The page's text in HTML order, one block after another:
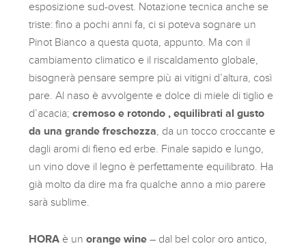
esposizione sud-ovest. Notazione tecnica anche se
triste: fino a pochi anni fa, ci si poteva sognare un
Pinot Bianco a questa quota, appunto. Ma con il
cambiamento climatico e il riscaldamento globale,
bisognerà pensare sempre più ai vitigni d’altura, così
pare. Al naso è avvolgente e dolce di miele di tiglio e
d’acacia;cremoso e rotondo , equilibrati al gusto
da una grande freschezza , da un tocco croccante e
dagli aromi di fieno ed erbe. Finale sapido e lungo,
un vino dove il legno è perfettamente equilibrato. Ha
già molto da dire ma fra qualche anno a mio parere
sarà sublime.
HORA è unorange wine– dal bel color oro antico,